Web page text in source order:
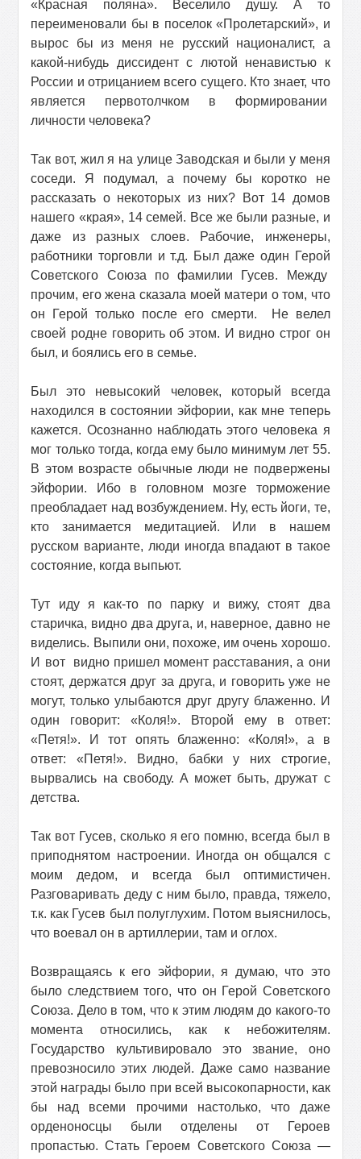
«Красная поляна». Веселило душу. А то
переименовали бы в поселок «Пролетарский», и
вырос бы из меня не русский националист, а
какой-нибудь диссидент с лютой ненавистью к
России и отрицанием всего сущего. Кто знает, что
является первотолчком в формировании
личности человека?
Так вот, жил я на улице Заводская и были у меня
соседи. Я подумал, а почему бы коротко не
рассказать о некоторых из них? Вот 14 домов
нашего «края», 14 семей. Все же были разные, и
даже из разных слоев. Рабочие, инженеры,
работники торговли и т.д. Был даже один Герой
Советского Союза по фамилии Гусев. Между
прочим, его жена сказала моей матери о том, что
он Герой только после его смерти.
Не велел
своей родне говорить об этом. И видно строг он
был, и боялись его в семье.
Был это невысокий человек, который всегда
находился в состоянии эйфории, как мне теперь
кажется. Осознанно наблюдать этого человека я
мог только тогда, когда ему было минимум лет 55.
В этом возрасте обычные люди не подвержены
эйфории. Ибо в головном мозге торможение
преобладает над возбуждением. Ну, есть йоги, те,
кто занимается медитацией. Или в нашем
русском варианте, люди иногда впадают в такое
состояние, когда выпьют.
Тут иду я как-то по парку и вижу, стоят два
старичка, видно два друга, и, наверное, давно не
виделись. Выпили они, похоже, им очень хорошо.
И вот
видно пришел момент расставания, а они
стоят, держатся друг за друга, и говорить уже не
могут, только улыбаются друг другу блаженно. И
один говорит: «Коля!». Второй ему в ответ:
«Петя!». И тот опять блаженно: «Коля!», а в
ответ: «Петя!». Видно, бабки у них строгие,
вырвались на свободу. А может быть, дружат с
детства.
Так вот Гусев, сколько я его помню, всегда был в
приподнятом настроении. Иногда он общался с
моим дедом, и всегда был оптимистичен.
Разговаривать деду с ним было, правда, тяжело,
т.к. как Гусев был полуглухим. Потом выяснилось,
что воевал он в артиллерии, там и оглох.
Возвращаясь к его эйфории, я думаю, что это
было следствием того, что он Герой Советского
Союза. Дело в том, что к этим людям до какого-то
момента относились, как к небожителям.
Государство культивировало это звание, оно
превозносило этих людей. Даже само название
этой награды было при всей высокопарности, как
бы над всеми прочими настолько, что даже
орденоносцы были отделены от Героев
пропастью. Стать Героем Советского Союза —